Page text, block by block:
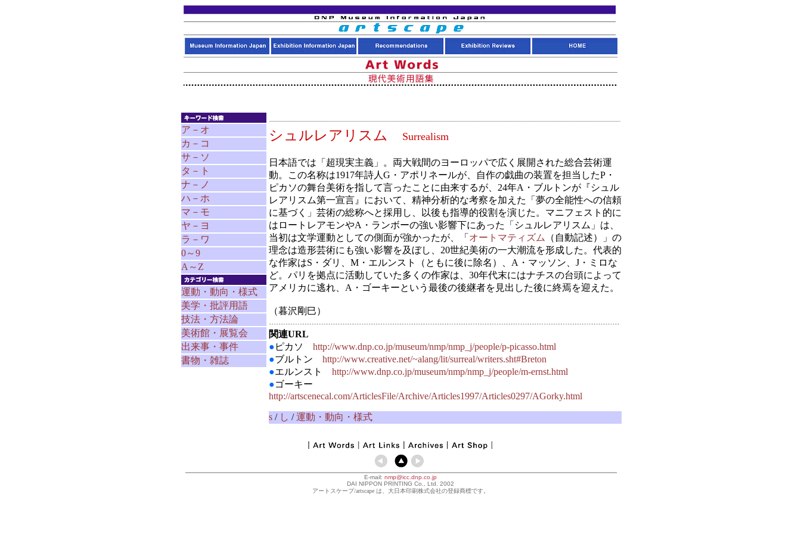
ア－オ
カ－コ
サ－ソ
タ－ト
ナ－ノ
ハ－ホ
マ－モ
ヤ－ヨ
ラ－ワ
0～9
A～Z
運動・動向・様式
美学・批評用語
技法・方法論
美術館・展覧会
出来事・事件
書物・雑誌
シュルレアリスム Surrealism
日本語では「超現実主義」。両大戦間のヨーロッパで広く展開された総合芸術運
動。この名称は1917年詩人G・アポリネールが、自作の戯曲の装置を担当したP・
ピカソの舞台美術を指して言ったことに由来するが、24年A・ブルトンが『シュル
レアリスム第一宣言』において、精神分析的な考察を加えた「夢の全能性への信頼
に基づく」芸術の総称へと採用し、以後も指導的役割を演じた。マニフェスト的に
はロートレアモンやA・ランボーの強い影響下にあった「シュルレアリスム」は、
当初は文学運動としての側面が強かったが、「 オートマティズム （自動記述）」の
理念は造形芸術にも強い影響を及ぼし、20世紀美術の一大潮流を形成した。代表的
な作家はS・ダリ、M・エルンスト（ともに後に除名）、A・マッソン、J・ミロな
ど。パリを拠点に活動していた多くの作家は、30年代末にはナチスの台頭によって
アメリカに逃れ、A・ゴーキーという最後の後継者を見出した後に終焉を迎えた。
（暮沢剛巳）
関連URL
● ピカソ http://www.dnp.co.jp/museum/nmp/nmp_j/people/p-picasso.html
●ブルトン http://www.creative.net/~alang/lit/surreal/writers.sht#Breton
●エルンスト http://www.dnp.co.jp/museum/nmp/nmp_j/people/m-ernst.html
●ゴーキー
http://artscenecal.com/ArticlesFile/Archive/Articles1997/Articles0297/AGorky.html
s/ し /運動・動向・様式
E-mail: nmp@icc.dnp.co.jp
DAI NIPPON PRINTING Co., Ltd. 2002
アートスケープ/artscape は、大日本印刷株式会社の登録商標です。